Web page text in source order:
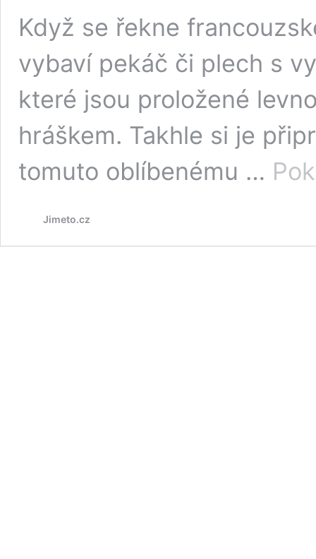
Když se řekne
vybaví pekáč či plech s
které jsou proložené
hráškem. Takhle si je
tomuto oblíbenému …
Jimeto.cz